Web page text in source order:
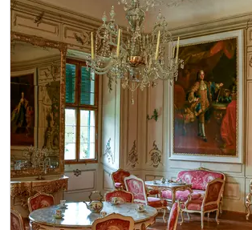
Jednorázové vstupenky vydané NPÚ
Průkaz zaměstnance NPÚ (+ až 3 rodinní
příslušníci)
Průkaz Náš člověk *
* Platí pouze pro jednu osobu (držitele
průkazu)